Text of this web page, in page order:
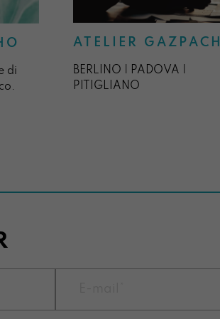
di
ATELIER
BERLINO | PADOVA |
PITIGLIANO